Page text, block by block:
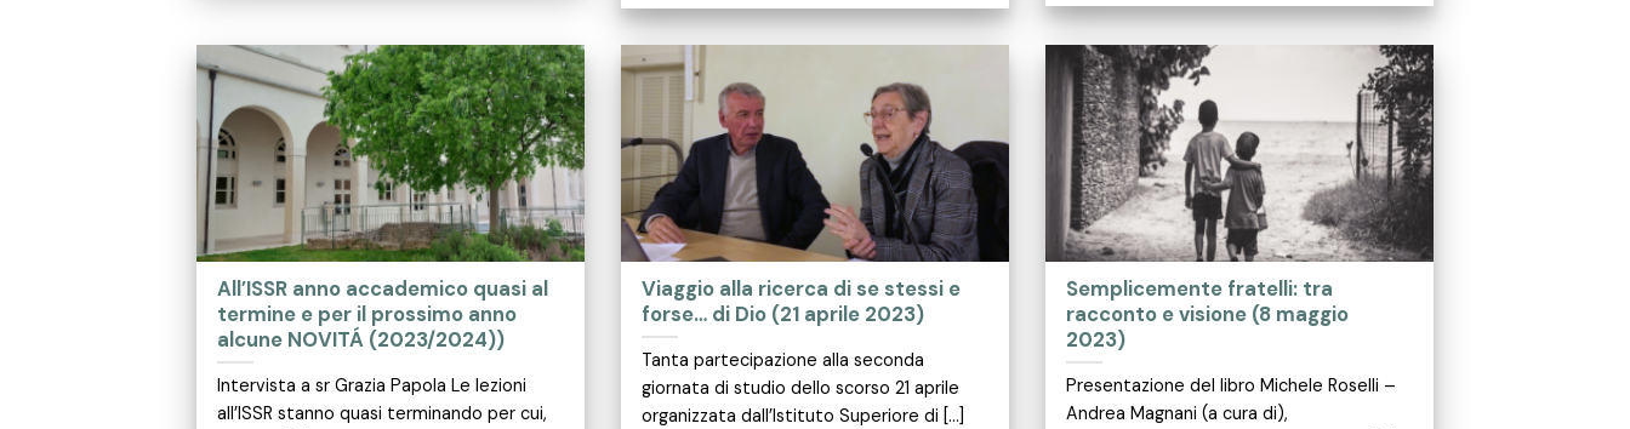
All’ISSR anno accademico quasi al
termine e per il prossimo anno
alcune NOVITÁ (2023/2024))
Intervista a sr Grazia Papola Le lezioni
all’ISSR stanno quasi terminando per cui,
Viaggio alla ricerca di se stessi e
forse… di Dio (21 aprile 2023)
Tanta partecipazione alla seconda
giornata di studio dello scorso 21 aprile
organizzata dall’Istituto Superiore di [...]
Semplicemente fratelli: tra
racconto e visione (8 maggio
2023)
Presentazione del libro Michele Roselli –
Andrea Magnani (a cura di),